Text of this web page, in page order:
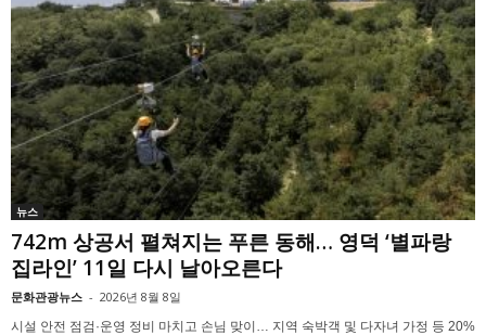
뉴스
742m 상공서 펼쳐지는 푸른 동해… 영덕 ‘별파랑
집라인’ 11일 다시 날아오른다
문화관광뉴스 - 2026년 8월 8일
시설 안전 점검·운영 정비 마치고 손님 맞이… 지역 숙박객 및 다자녀 가정 등 20%